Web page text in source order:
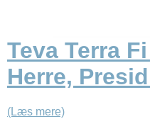
Teva Terra
Herre,
(Læs mere)